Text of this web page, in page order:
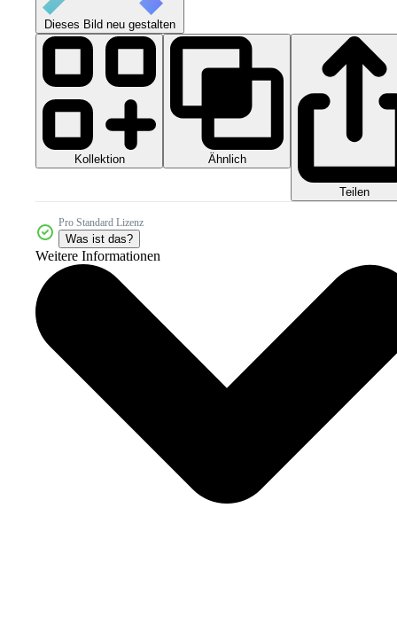
Dieses Bild neu gestalten
Kollektion Ähnlich
Teilen
Pro Standard Lizenz
Was ist das?
Weitere Informationen